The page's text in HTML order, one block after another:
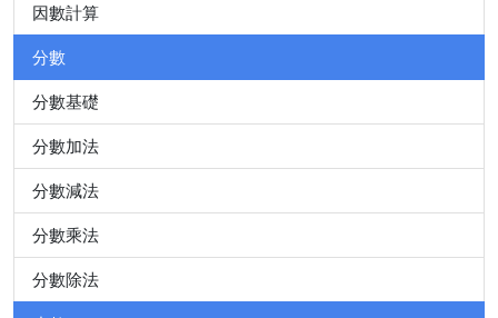
因數計算
分數
分數基礎
分數加法
分數減法
分數乘法
分數除法